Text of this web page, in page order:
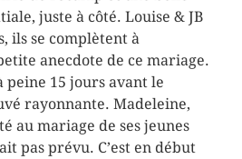
juste à côté. Louise & JB
ils se complètent à
anecdote de ce mariage.
peine 15 jours avant le
rayonnante. Madeleine,
au mariage de ses jeunes
pas prévu. C’est en début